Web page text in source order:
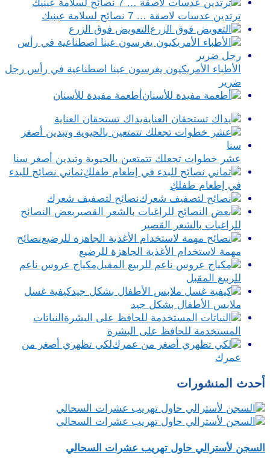
ترتدين عدسات لاصقة … 7 نصائح لسلامة عينيك
التعويض فوق الزرع
الأطباء الأمريكيون يغرسون عينا اصطناعية في رأس رجل
ضرير
أطعمة مفيدة للأسنان
يداك تستحقان العناية
عشر خطوات تجعلك تتمتعين بالحيوية وتبدين أصغر سنا
ثماني نصائح للبدء
في إطعام طفلكِ
نصائح لتصفيف شعرك
بعض النصائح
للراغبات بالشعر القصير
نصائح
مهمة لاستخدام الأغذية الجاهزة للرضيع
مكياج عروس ناعم
للربيع المقبل
كيفية غسل
ملابس الأطفال بشكل جيد
النباتات
المستخدمة للحافظ على البشرة
لكي تظهري أصغر من
عمرك
أحدث المنشورات
السجن لأسترالي حاول تهريب عشرات السحالي